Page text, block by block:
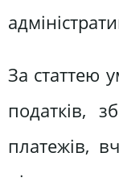
За статтею
податків,
платежів,